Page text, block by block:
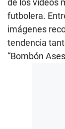
futbolera.
imágenes
tendencia
“Bombón